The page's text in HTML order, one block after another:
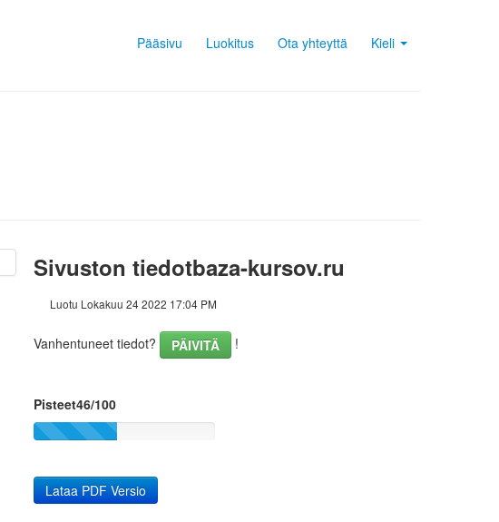
Pääsivu Luokitus Ota yhteyttä Kieli
Sivuston tiedotbaza-kursov.ru
Luotu Lokakuu 24 2022 17:04 PM
Vanhentuneet tiedot? PÄIVITÄ !
Pisteet46/100
Lataa PDF Versio